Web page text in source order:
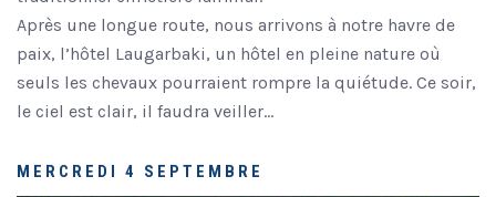
Après une longue route, nous arrivons à notre havre de
paix, l’hôtel Laugarbaki, un hôtel en pleine nature où
seuls les chevaux pourraient rompre la quiétude. Ce soir,
le ciel est clair, il faudra veiller…
MERCREDI 4 SEPTEMBRE